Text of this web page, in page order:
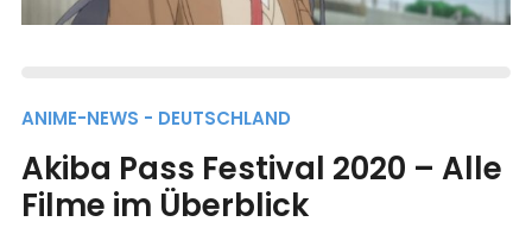
ANIME-NEWS - DEUTSCHLAND
Akiba Pass Festival 2020 – Alle
Filme im Überblick